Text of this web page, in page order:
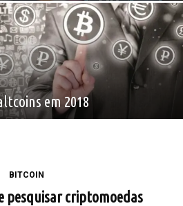
em 2018
BITCOIN
pesquisar criptomoedas